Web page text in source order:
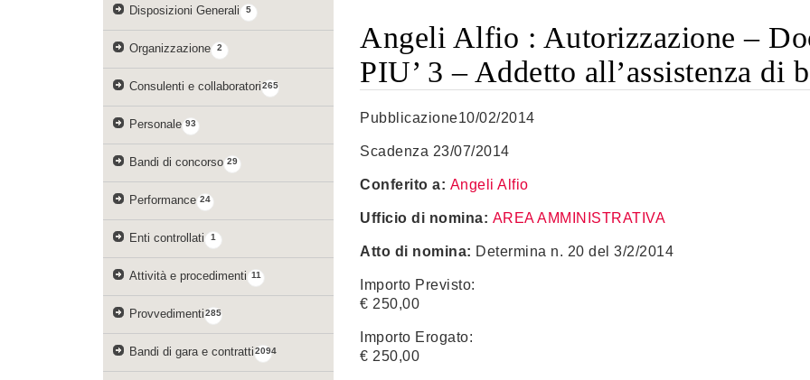
5
Disposizioni Generali
2
Organizzazione
265
Consulenti e collaboratori
93
Personale
29
Bandi di concorso
24
Performance
1
Enti controllati
11
Attività e procedimenti
285
Provvedimenti
2094
Bandi di gara e contratti
Angeli Alfio : Autorizzazione –
PIU’ 3 – Addetto all’assistenza di
Pubblicazione10/02/2014
Scadenza 23/07/2014
Conferito a: Angeli Alfio
Ufficio di nomina: AREA AMMINISTRATIVA
Atto di nomina: Determina n. 20 del 3/2/2014
Importo Previsto:
€ 250,00
Importo Erogato:
€ 250,00